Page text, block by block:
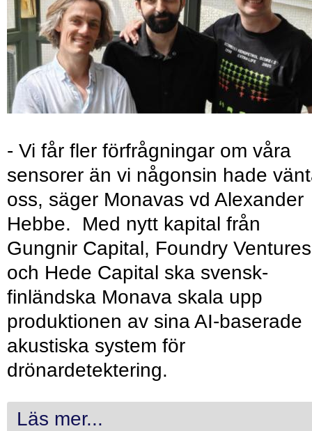
- Vi får fler förfrågningar om våra
sensorer än vi någonsin hade
oss, säger Monavas vd Alexander
Hebbe. Med nytt kapital från
Gungnir Capital, Foundry Ventures
och Hede Capital ska svensk-
finländska Monava skala upp
produktionen av sina AI-baserade
akustiska system för
drönardetektering.
Läs mer...